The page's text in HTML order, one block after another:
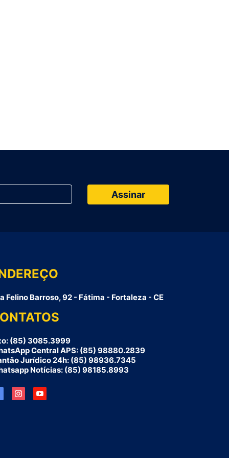
Felino Barroso, 92 - Fátima - Fortaleza - CE
(85) 3085.3999
Central APS: (85) 98880.2839
Jurídico 24h: (85) 98936.7345
Notícias: (85) 98185.8993